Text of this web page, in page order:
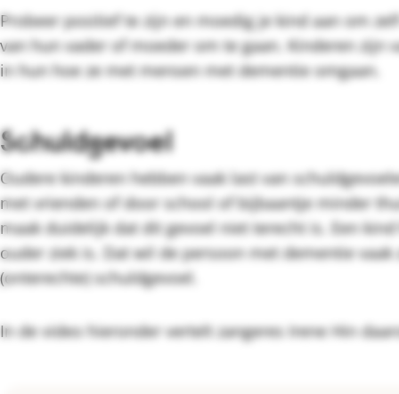
Probeer positief te zijn en moedig je kind aan om
van hun vader of moeder om te gaan. Kinderen zijn
in hun hoe ze met mensen met dementie omgaan.
Schuldgevoel
Oudere kinderen hebben vaak last van
met vrienden of door school of bijbaantje minder
maak duidelijk dat dit gevoel niet terecht is. Een
ouder ziek is. Dat wil de persoon met dementie
(onterechte) schuldgevoel.
In de video hieronder vertelt zangeres Irene Hin